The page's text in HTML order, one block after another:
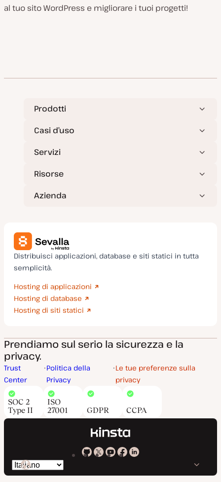
al tuo sito WordPress e migliorare i tuoi progetti!
Prodotti
Casi d’uso
Servizi
Risorse
Azienda
Distribuisci applicazioni, database e siti statici in tutta
semplicità.
Hosting di applicazioni
Hosting di database
Hosting di siti statici
Prendiamo sul serio la sicurezza e la
privacy.
Trust
Center
Politica della
Privacy
Le tue preferenze sulla
privacy
SOC 2
Type II
ISO
27001
GDPR CCPA
KinstaKinstaKinsta
KinstaKinsta
Cambia
lingua